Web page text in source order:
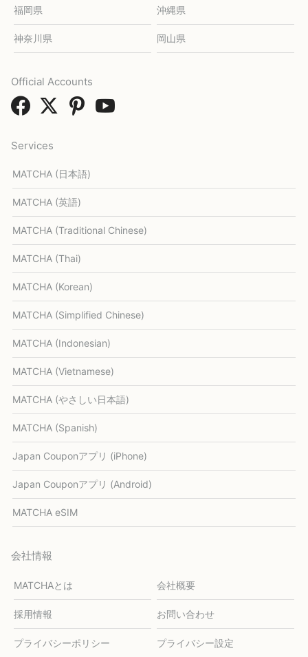
福岡県 沖縄県
神奈川県 岡山県
Services
MATCHA (日本語)
MATCHA (英語)
MATCHA (Traditional Chinese)
MATCHA (Thai)
MATCHA (Korean)
MATCHA (Simplified Chinese)
MATCHA (Indonesian)
MATCHA (Vietnamese)
MATCHA (やさしい日本語)
MATCHA (Spanish)
Japan Couponアプリ (iPhone)
Japan Couponアプリ (Android)
MATCHA eSIM
会社情報
MATCHAとは 会社概要
採用情報 お問い合わせ
プライバシーポリシー プライバシー設定
Official Accounts